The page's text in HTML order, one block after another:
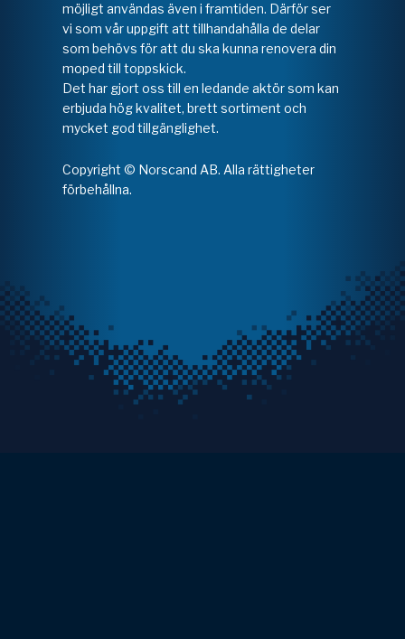
möjligt användas även i framtiden. Därför ser
vi som vår uppgift att tillhandahålla de delar
som behövs för att du ska kunna renovera din
moped till toppskick.
Det har gjort oss till en ledande aktör som kan
erbjuda hög kvalitet, brett sortiment och
mycket god tillgänglighet.
Copyright © Norscand AB. Alla rättigheter
förbehållna.